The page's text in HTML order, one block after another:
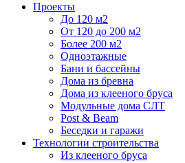
Проекты
До 120 м2
От 120 до 200 м2
Более 200 м2
Одноэтажные
Бани и бассейны
Дома из бревна
Дома из клееного бруса
Модульные дома СЛТ
Post & Beam
Беседки и гаражи
Технологии строительства
Из клееного бруса